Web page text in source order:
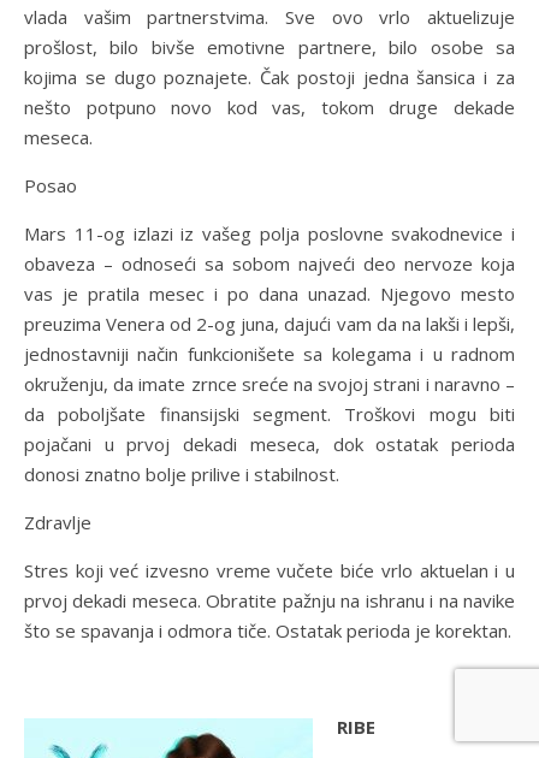
vlada vašim partnerstvima. Sve ovo vrlo aktuelizuje
prošlost, bilo bivše emotivne partnere, bilo osobe sa
kojima se dugo poznajete. Čak postoji jedna šansica i za
nešto potpuno novo kod vas, tokom druge dekade
meseca.
Posao
Mars 11-og izlazi iz vašeg polja poslovne svakodnevice i
obaveza – odnoseći sa sobom najveći deo nervoze koja
vas je pratila mesec i po dana unazad. Njegovo mesto
preuzima Venera od 2-og juna, dajući vam da na lakši i lepši,
jednostavniji način funkcionišete sa kolegama i u radnom
okruženju, da imate zrnce sreće na svojoj strani i naravno –
da poboljšate finansijski segment. Troškovi mogu biti
pojačani u prvoj dekadi meseca, dok ostatak perioda
donosi znatno bolje prilive i stabilnost.
Zdravlje
Stres koji već izvesno vreme vučete biće vrlo aktuelan i u
prvoj dekadi meseca. Obratite pažnju na ishranu i na navike
što se spavanja i odmora tiče. Ostatak perioda je korektan.
RIBE